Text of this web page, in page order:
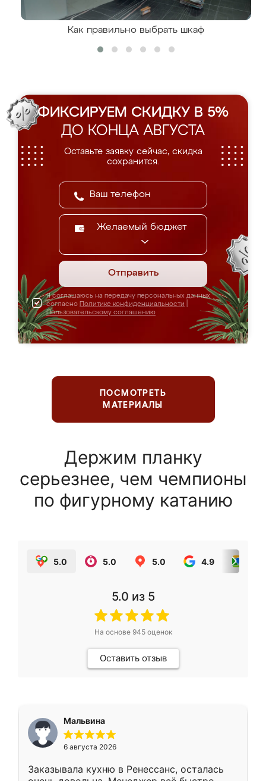
Как правильно выбрать шкаф
ФИКСИРУЕМ СКИДКУ В 5%
ДО КОНЦА АВГУСТА
Оставьте заявку сейчас, скидка
сохранится.
Желаемый бюджет
Отправить
Я соглашаюсь на передачу персональных данных
согласно Политике конфиденциальности
Пользовательскому соглашению
ПОСМОТРЕТЬ
МАТЕРИАЛЫ
Держим планку
серьезнее, чем чемпионы
по фигурному катанию
5.0 5.0 5.0 4.9
5.0 из 5
На основе 945оценок
Оставить отзыв
Мальвина
6 августа 2026
Заказывала кухню в Ренессанс, осталась